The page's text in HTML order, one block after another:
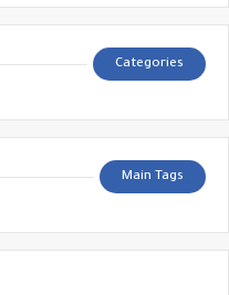
Categories
Main Tags